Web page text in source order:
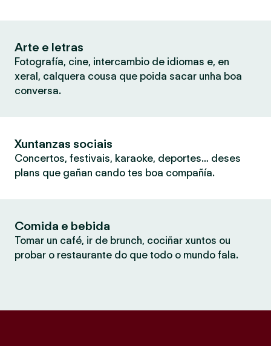
Arte e letras
Fotografía, cine, intercambio de idiomas e, en
xeral, calquera cousa que poida sacar unha boa
conversa.
Xuntanzas sociais
Concertos, festivais, karaoke, deportes… deses
plans que gañan cando tes boa compañía.
Comida e bebida
Tomar un café, ir de brunch, cociñar xuntos ou
probar o restaurante do que todo o mundo fala.